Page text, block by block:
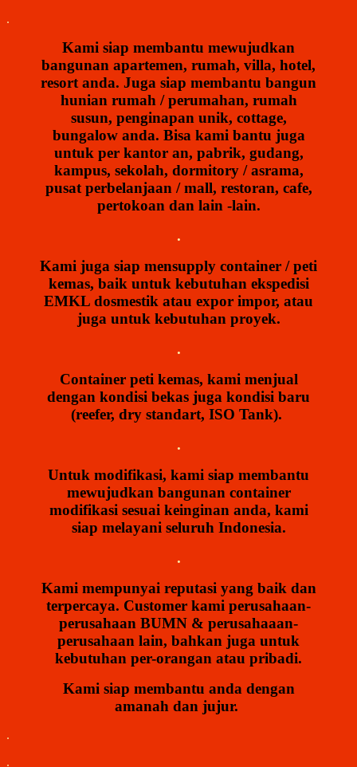
.
Kami siap membantu mewujudkan
bangunan apartemen, rumah, villa, hotel,
resort anda. Juga siap membantu bangun
hunian rumah / perumahan, rumah
susun, penginapan unik, cottage,
bungalow anda. Bisa kami bantu juga
untuk per kantor an, pabrik, gudang,
kampus, sekolah, dormitory / asrama,
pusat perbelanjaan / mall, restoran, cafe,
pertokoan dan lain -lain.
.
Kami juga siap mensupply container / peti
kemas, baik untuk kebutuhan ekspedisi
EMKL dosmestik atau expor impor, atau
juga untuk kebutuhan proyek.
.
Container peti kemas, kami menjual
dengan kondisi bekas juga kondisi baru
(reefer, dry standart, ISO Tank).
.
Untuk modifikasi, kami siap membantu
mewujudkan bangunan container
modifikasi sesuai keinginan anda, kami
siap melayani seluruh Indonesia.
.
Kami mempunyai reputasi yang baik dan
terpercaya. Customer kami perusahaan-
perusahaan BUMN & perusahaaan-
perusahaan lain, bahkan juga untuk
kebutuhan per-orangan atau pribadi.
Kami siap membantu anda dengan
amanah dan jujur.
.
.